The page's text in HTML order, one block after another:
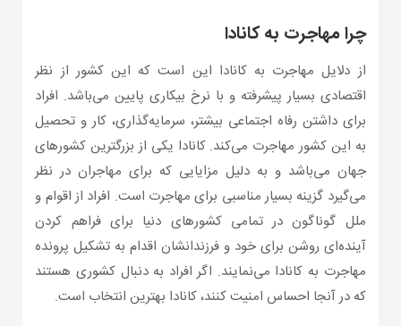
چرا مهاجرت به کانادا
از دلایل مهاجرت به کانادا این است که این کشور از نظر
اقتصادی بسیار پیشرفته و با نرخ بیکاری پایین می‌باشد. افراد
برای داشتن رفاه اجتماعی بیشتر، سرمایه‌گذاری، کار و تحصیل
به این کشور مهاجرت می‌کند. کانادا یکی از بزرگترین کشورهای
جهان می‌باشد و به دلیل مزایایی که برای مهاجران در نظر
می‌گیرد گزینه بسیار مناسبی برای مهاجرت است. افراد از اقوام و
ملل گوناگون در تمامی کشورهای دنیا برای فراهم کردن
آینده‌ای روشن برای خود و فرزندانشان اقدام به تشکیل پرونده
مهاجرت به کانادا می‌نمایند. اگر افراد به دنبال کشوری هستند
که در آنجا احساس امنیت کنند، کانادا بهترین انتخاب است.